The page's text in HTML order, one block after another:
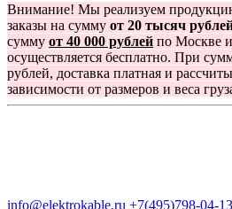
Внимание! Мы реализуем
заказы на сумму от 20 тысяч
сумму от 40 000 рублей по Москве
осуществляется бесплатно. При
рублей, доставка платная и
зависимости от размеров и веса
info@elektrokable.ru +7(495)798-04-13